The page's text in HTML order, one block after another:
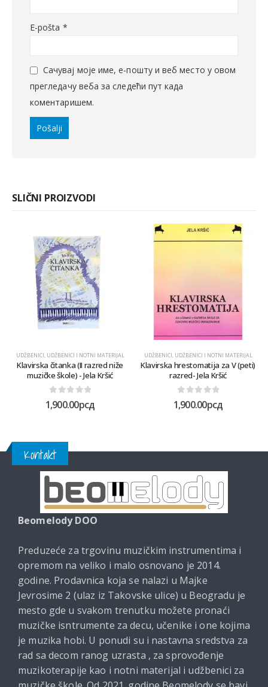
E-pošta *
Сачувај моје име, е-пошту и веб место у овом
прегледачу веба за следећи пут када
коментаришем.
SLIČNI PROIZVODI
UDŽBENICI, UDŽBENICI I NOTNI MATERIJAL
Klavirska čitanka (II razred niže
muzičke škole) - Jela Kršić
0out of 5
1,900.00рсд
UDŽBENICI, UDŽBENICI I NOTNI MATERIJAL
Klavirska hrestomatija za V (peti)
razred- Jela Kršić
0out of 5
1,900.00рсд
Kontakt
Beomelody DOO
Preduzeće za trgovinu muzičkim instrumentima i
opremom na veliko i malo osnovano je 2014.
godine. Prodavnica koja se nalazi u Majke
Jevrosime 2 (ulaz iz Takovske ulice) u Beogradu je
mesto gde u svakom trenutku možete pronaći
muzičke isntrumente za decu, učenike i one kojima
je muzika hobi. U ponudi su i nastavna sredstva za
rad sa decom ranog uzrasta , za sprovođenje
muzikoterapije kao i notni materijal i udžbenici za